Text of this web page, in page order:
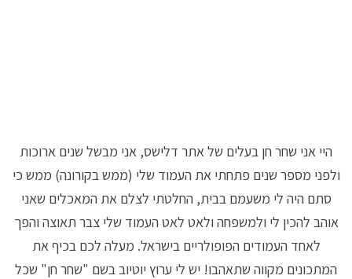
היי אני שחר חן בעלים של אתר דלישס, אני מבשל שנים ארוכות
ולפני מספר שנים פתחתי את העמוד שלי (ממש בקורונה) ממש כי
סתם היה לי משעמם בבית, החלטתי לצלם את המאכלים שאני
אוהב להכין לי ולמשפחה ולאט לאט העמוד שלי צבר תאוצה והפך
לאחד העמודים הפופולריים בישראל. מעלה לכם בכיף את
המתכונים מקווה שתאהבו! יש לי ערוץ יוטיוב בשם "שחר חן" שכל